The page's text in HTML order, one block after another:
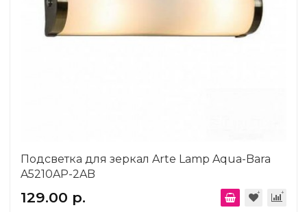
Подсветка для зеркал Arte Lamp Aqua-Bara
A5210AP-2AB
129.00 р.